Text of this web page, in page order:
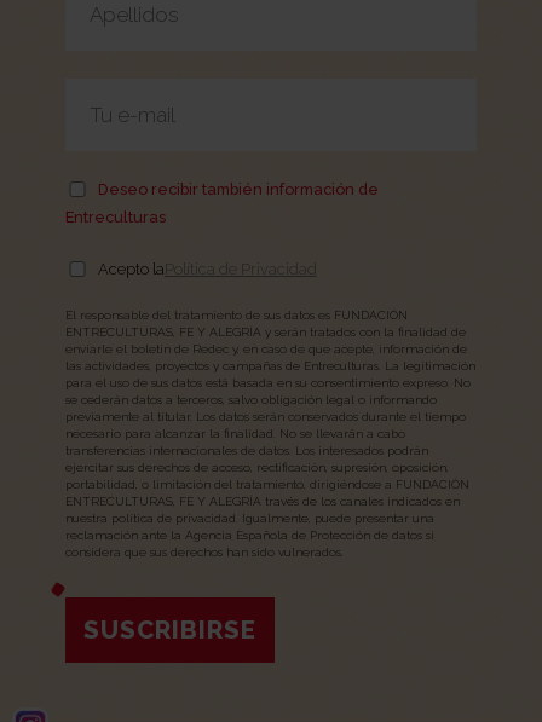
Deseo recibir también información de
Entreculturas
Acepto laPolítica de Privacidad
El responsable del tratamiento de sus datos es FUNDACIÓN
ENTRECULTURAS, FE Y ALEGRÍA y serán tratados con la finalidad de
enviarle el boletín de Redec y, en caso de que acepte, información de
las actividades, proyectos y campañas de Entreculturas. La legitimación
para el uso de sus datos está basada en su consentimiento expreso. No
se cederán datos a terceros, salvo obligación legal o informando
previamente al titular. Los datos serán conservados durante el tiempo
necesario para alcanzar la finalidad. No se llevarán a cabo
transferencias internacionales de datos. Los interesados podrán
ejercitar sus derechos de acceso, rectificación, supresión, oposición,
portabilidad, o limitación del tratamiento, dirigiéndose a FUNDACIÓN
ENTRECULTURAS, FE Y ALEGRÍA través de los canales indicados en
nuestra política de privacidad. Igualmente, puede presentar una
reclamación ante la Agencia Española de Protección de datos si
considera que sus derechos han sido vulnerados.
SUSCRIBIRSE